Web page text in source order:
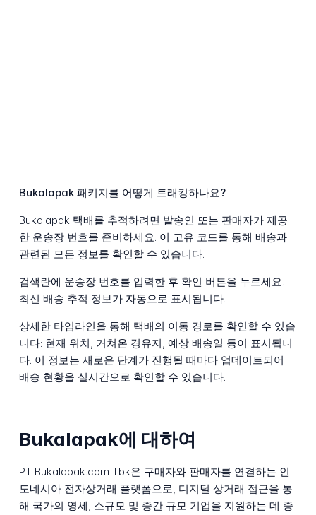
Bukalapak 패키지를 어떻게 트래킹하나요?
Bukalapak 택배를 추적하려면 발송인 또는 판매자가 제공
한 운송장 번호를 준비하세요. 이 고유 코드를 통해 배송과
관련된 모든 정보를 확인할 수 있습니다.
검색란에 운송장 번호를 입력한 후 확인 버튼을 누르세요.
최신 배송 추적 정보가 자동으로 표시됩니다.
상세한 타임라인을 통해 택배의 이동 경로를 확인할 수 있습
니다: 현재 위치, 거쳐온 경유지, 예상 배송일 등이 표시됩니
다. 이 정보는 새로운 단계가 진행될 때마다 업데이트되어
배송 현황을 실시간으로 확인할 수 있습니다.
Bukalapak에 대하여
PT Bukalapak.com Tbk은 구매자와 판매자를 연결하는 인
도네시아 전자상거래 플랫폼으로, 디지털 상거래 접근을 통
해 국가의 영세, 소규모 및 중간 규모 기업을 지원하는 데 중